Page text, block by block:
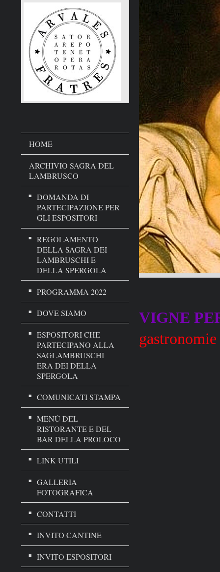
HOME
ARCHIVIO SAGRA DEL
LAMBRUSCO
DOMANDA DI
PARTECIPAZIONE PER
GLI ESPOSITORI
REGOLAMENTO
DELLA SAGRA DEI
LAMBRUSCHI E
DELLA SPERGOLA
PROGRAMMA 2022
DOVE SIAMO
ESPOSITORI CHE
PARTECIPANO ALLA
SAGLAMBRUSCHI
ERA DEI DELLA
SPERGOLA
COMUNICATI STAMPA
MENÙ DEL
RISTORANTE E DEL
BAR DELLA PROLOCO
LINK UTILI
GALLERIA
FOTOGRAFICA
CONTATTI
INVITO CANTINE
INVITO ESPOSITORI
VIGNE
gastronomie